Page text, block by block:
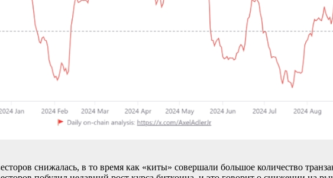
снижалась, в то время как «киты» совершали большое количество